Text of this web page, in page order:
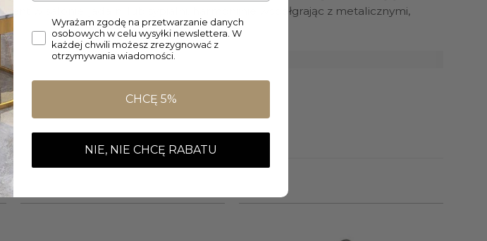
w salonie, jadalni lub sypialni, harmonijnie współgrając z metalicznymi,
Wyrażam zgodę na przetwarzanie danych
osobowych w celu wysyłki newslettera. W
każdej chwili możesz zrezygnować z
otrzymywania wiadomości.
CHCĘ 5%
NIE, NIE CHCĘ RABATU